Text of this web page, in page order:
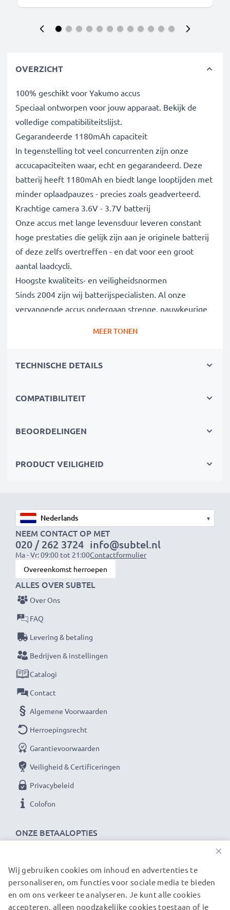
OVERZICHT
100% geschikt voor Yakumo accus
Speciaal ontworpen voor jouw apparaat. Bekijk de
volledige compatibiliteitslijst.
Gegarandeerde 1180mAh capaciteit
In tegenstelling tot veel concurrenten zijn onze
accucapaciteiten waar, echt en gegarandeerd. Deze
batterij heeft 1180mAh en biedt lange looptijden met
minder oplaadpauzes - precies zoals geadverteerd.
Krachtige camera 3.6V - 3.7V batterij
Onze accus met lange levensduur leveren constant
hoge prestaties die gelijk zijn aan je originele batterij
of deze zelfs overtreffen - en dat voor een groot
aantal laadcycli.
Hoogste kwaliteits- en veiligheidsnormen
Sinds 2004 zijn wij batterijspecialisten. Al onze
vervangende accus ondergaan strenge, nauwkeurige
Vervang de batterij, niet je apparaat. Het is de
die je geld bespaart en tegelijkertijd je ecologische
Bestel nu!
MEER TONEN
TECHNISCHE DETAILS
COMPATIBILITEIT
BEOORDELINGEN
PRODUCT VEILIGHEID
▾
NEEM CONTACT OP MET
020 / 262 3724
Ma - Vr: 09:00 tot 21:00
info@subtel.nl
Contactformulier
Overeenkomst herroepen
ONZE BETAALOPTIES
ALLES OVER SUBTEL
Over Ons
FAQ
Levering & betaling
Bedrijven & instellingen
Catalogi
Contact
Algemene Voorwaarden
Herroepingsrecht
Garantievoorwaarden
Veiligheid & Certificeringen
Privacybeleid
Colofon
ONZE VERZENDPARTNERS
×
Wij gebruiken cookies om inhoud en advertenties te
personaliseren, om functies voor sociale media te bieden
en om ons verkeer te analyseren. Je kunt alle cookies
accepteren, alleen noodzakelijke cookies toestaan of je